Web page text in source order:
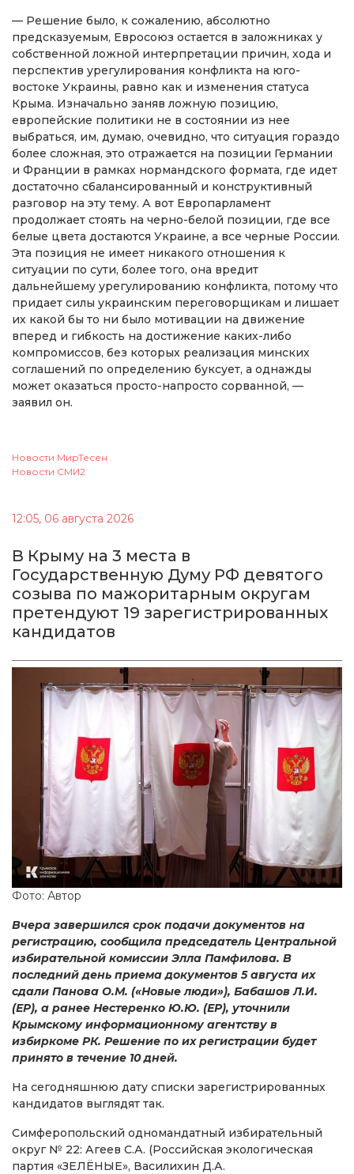
— Решение было, к сожалению, абсолютно
предсказуемым, Евросоюз остается в заложниках у
собственной ложной интерпретации причин, хода и
перспектив урегулирования конфликта на юго-
востоке Украины, равно как и изменения статуса
Крыма. Изначально заняв ложную позицию,
европейские политики не в состоянии из нее
выбраться, им, думаю, очевидно, что ситуация гораздо
более сложная, это отражается на позиции Германии
и Франции в рамках нормандского формата, где идет
достаточно сбалансированный и конструктивный
разговор на эту тему. А вот Европарламент
продолжает стоять на черно-белой позиции, где все
белые цвета достаются Украине, а все черные России.
Эта позиция не имеет никакого отношения к
ситуации по сути, более того, она вредит
дальнейшему урегулированию конфликта, потому что
придает силы украинским переговорщикам и лишает
их какой бы то ни было мотивации на движение
вперед и гибкость на достижение каких-либо
компромиссов, без которых реализация минских
соглашений по определению буксует, а однажды
может оказаться просто-напросто сорванной, —
заявил он.
Новости МирТесен
Новости СМИ2
12:05, 06 августа 2026
В Крыму на 3 места в
Государственную Думу РФ девятого
созыва по мажоритарным округам
претендуют 19 зарегистрированных
кандидатов
Фото: Автор
Вчера завершился срок подачи документов на
регистрацию, сообщила председатель Центральной
избирательной комиссии Элла Памфилова. В
последний день приема документов 5 августа их
сдали Панова О.М. («Новые люди»), Бабашов Л.И.
(ЕР), а ранее Нестеренко Ю.Ю. (ЕР), уточнили
Крымскому информационному агентству в
избиркоме РК. Решение по их регистрации будет
принято в течение 10 дней.
На сегодняшнюю дату списки зарегистрированных
кандидатов выглядят так.
Симферопольский одномандатный избирательный
округ № 22: Агеев С.А. (Российская экологическая
партия «ЗЕЛЁНЫЕ», Василихин Д.А.